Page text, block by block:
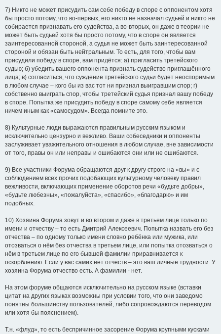
7) Никто не может присудить сам себе победу в споре с оппонентом хотя
бы просто потому, что во-первых, его никто не назначал судьей и никто не
собирается признавать его судейства, а во-вторых, он даже в теории не
может быть судьей хотя бы просто потому, что в споре он является
заинтересованной стороной, а судья не может быть заинтересованной
стороной и обязан быть нейтральным. То есть, для того, чтобы вам
присудили победу в споре, вам придётся: а) пригласить третейского
судью; б) убедить вашего оппонента признать судейство приглашённого
лица; в) согласиться, что суждение третейского судьи будет неоспоримым
в любом случае – кого бы из вас тот ни признал выигравшим спор; г)
собственно выиграть спор, чтобы третейский судья признал вашу победу
в споре. Попытка же присудить победу в споре самому себе является
ничем иным как «самосудом». Всегда помните это.
8) Культурные люди выражаются правильным русским языком и
исключительно цензурно и вежливо. Ваши собеседники и оппоненты
заслуживает уважительного отношения в любом случае, вне зависимости
от того, правы он или неправы и ошибаются они или не ошибаются.
9) Все участники Форума обращаются друг к другу строго на «вы» и с
соблюдением всех прочих подобающих культурному человеку правил
вежливости, включающих применение оборотов речи «будьте добры»,
«будьте любезны», «пожалуйста», «спасибо», «благодарю» и им
подобных.
10) Хозяина Форума зовут и во втором и даже в третьем лице только по
имени и отчеству – то есть Дмитрий Алексеевич. Попытка назвать его без
отчества – по одному только имени словно ребёнка или мужика, или
отозваться о нём без отчества в третьем лице, или попытка отозваться о
нём в третьем лице по его бывшей фамилии приравнивается к
оскорблению. Если у вас самих нет отчеств – это ваш личные трудности. У
хозяина Форума отчество есть. А фамилии - нет.
На этом форуме общаются исключительно на русском языке (вставки
цитат на других языках возможны при условии того, что они заведомо
понятны большинству пользователей, либо сопровождаются переводом
или хотя бы пояснением).
Т.н. «флуд», то есть беспричинное засорение Форума крупными кусками